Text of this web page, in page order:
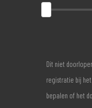
Dit niet
registratie bij
bepalen of het